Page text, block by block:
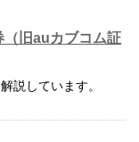
旧auカブコム証
説しています。